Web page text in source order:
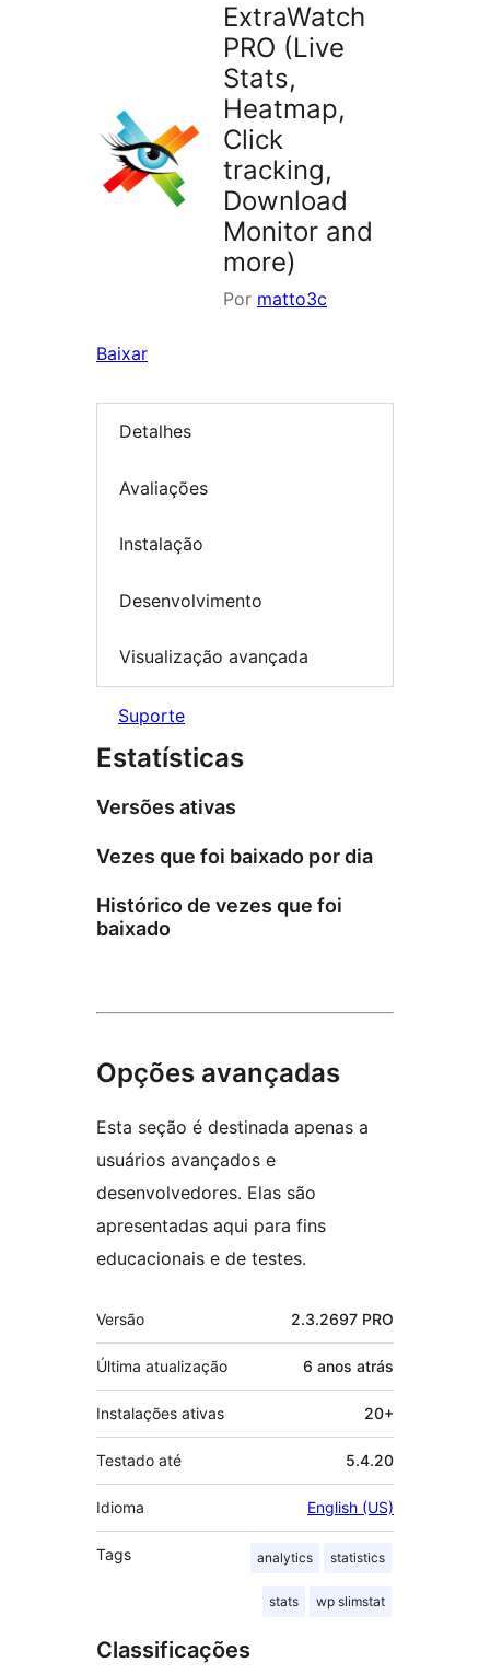
ExtraWatch
PRO (Live
Stats,
Heatmap,
Click
tracking,
Download
Monitor and
more)
Por matto3c
Baixar
Detalhes
Avaliações
Instalação
Desenvolvimento
Visualização avançada
Suporte
Estatísticas
Versões ativas
Vezes que foi baixado por dia
Histórico de vezes que foi
baixado
Opções avançadas
Esta seção é destinada apenas a
usuários avançados e
desenvolvedores. Elas são
apresentadas aqui para fins
educacionais e de testes.
Meta
Versão 2.3.2697 PRO
Última atualização 6 anos atrás
Instalações ativas 20+
Testado até 5.4.20
Idioma English (US)
Tags analytics statistics
stats wp slimstat
Classificações